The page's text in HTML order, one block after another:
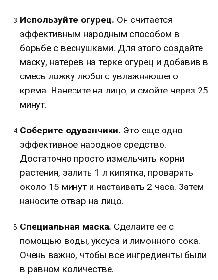
Используйте огурец. Он считается
эффективным народным способом в
борьбе с веснушками. Для этого создайте
маску, натерев на терке огурец и добавив в
смесь ложку любого увлажняющего
крема. Нанесите на лицо, и смойте через 25
минут.
Соберите одуванчики. Это еще одно
эффективное народное средство.
Достаточно просто измельчить корни
растения, залить 1 л кипятка, проварить
около 15 минут и настаивать 2 часа. Затем
наносите отвар на лицо.
Специальная маска. Сделайте ее с
помощью воды, уксуса и лимонного сока.
Очень важно, чтобы все ингредиенты были
в равном количестве.